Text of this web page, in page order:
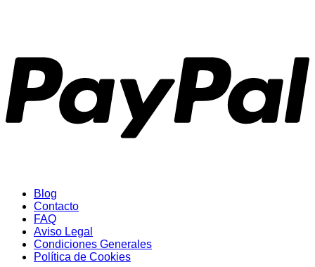
Blog
Contacto
FAQ
Aviso Legal
Condiciones Generales
Política de Cookies